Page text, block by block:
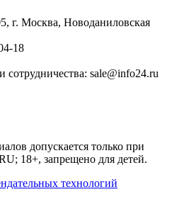
г. Москва, Новоданиловская
18
sale@info24.ru
допускается только при
18+, запрещено для детей.
технологий